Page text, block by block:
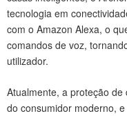
tecnologia em
com o Amazon Alexa, o
comandos de voz,
utilizador.
Atualmente, a proteção
do consumidor moderno,